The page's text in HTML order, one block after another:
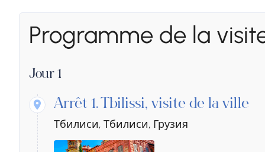
Programme de la
Jour 1
Arrêt 1. Tbilissi, visite de la ville
Тбилиси, Тбилиси, Грузия